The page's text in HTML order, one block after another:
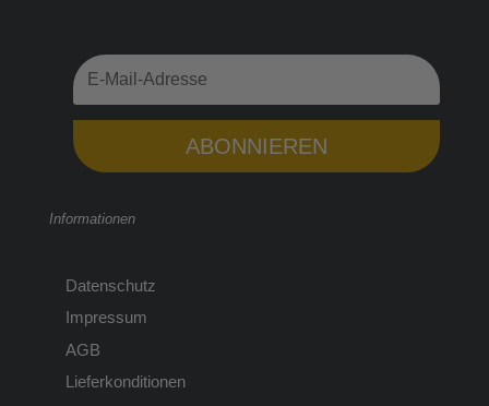
ABONNIEREN
Informationen
Datenschutz
Impressum
AGB
Lieferkonditionen